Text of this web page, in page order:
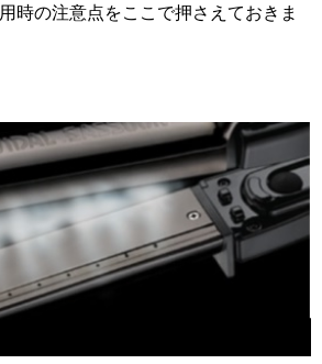
時の注意点をここで押さえておきま